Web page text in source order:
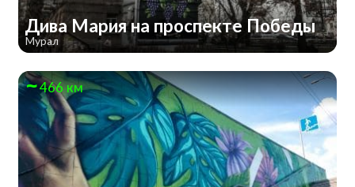
Дива Мария на проспекте Победы
Мурал
466 км